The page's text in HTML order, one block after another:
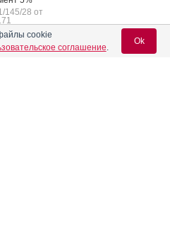
145/28 от
cookie
соглашение.
Ok